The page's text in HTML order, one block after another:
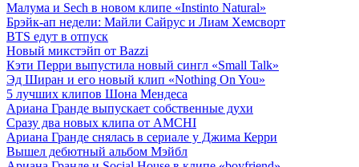
Малума и Sech в новом клипе «Instinto Natural»
Брэйк-ап недели: Майли Сайрус и Лиам Хемсворт
BTS едут в отпуск
Новый микстэйп от Bazzi
Кэти Перри выпустила новый сингл «Small Talk»
Эд Ширан и его новый клип «Nothing On You»
5 лучших клипов Шона Мендеса
Ариана Гранде выпускает собственные духи
Сразу два новых клипа от AMCHI
Ариана Гранде снялась в сериале у Джима Керри
Вышел дебютный альбом Мэйбл